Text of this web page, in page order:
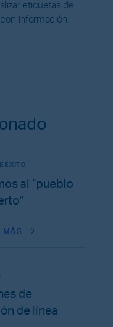
ÉXITO
al “pueblo
MÁS
de
de línea
etiquetas de
información